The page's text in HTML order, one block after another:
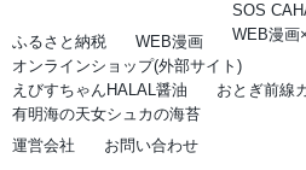
ふるさと納税 WEB漫画
SOS
WEB漫画
オンラインショップ(外部サイト)
えびすちゃんHALAL醤油
おとぎ前線
有明海の天女シュカの海苔
運営会社
お問い合わせ